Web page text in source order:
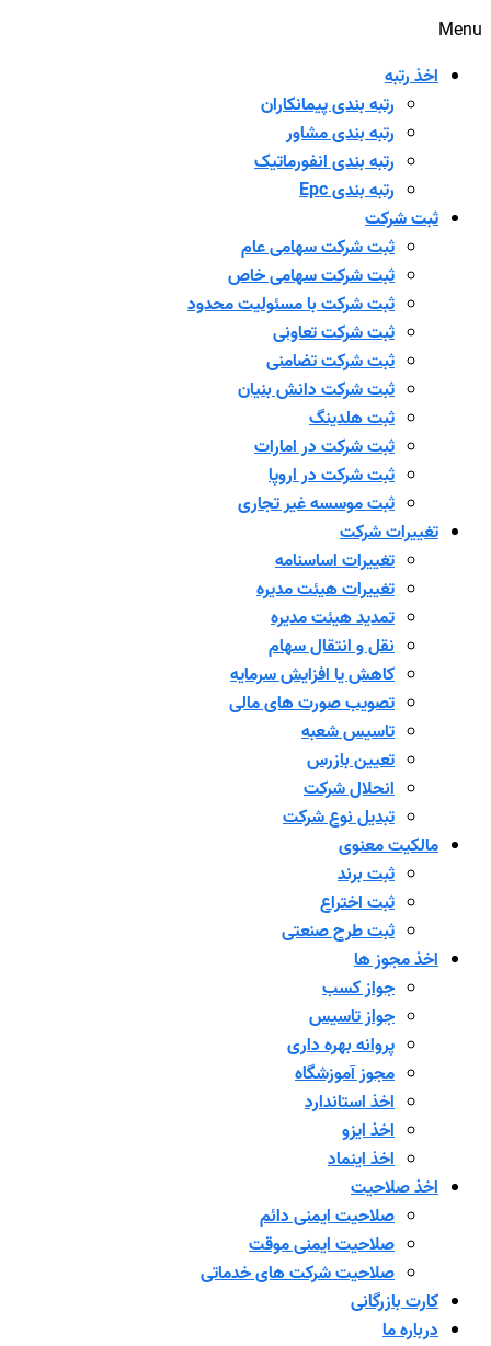
Menu
اخذ رتبه
رتبه بندی پیمانکاران
رتبه بندی مشاور
رتبه بندی انفورماتیک
رتبه بندی Epc
ثبت شرکت
ثبت شرکت سهامی عام
ثبت شرکت سهامی خاص
ثبت شرکت با مسئولیت محدود
ثبت شرکت تعاونی
ثبت شرکت تضامنی
ثبت شرکت دانش بنیان
ثبت هلدینگ
ثبت شرکت در امارات
ثبت شرکت در اروپا
ثبت موسسه غیر تجاری
تغییرات شرکت
تغییرات اساسنامه
تغییرات هیئت مدیره
تمدید هیئت مدیره
نقل و انتقال سهام
کاهش یا افزایش سرمایه
تصویب صورت های مالی
تاسیس شعبه
تعیین بازرس
انحلال شرکت
تبدیل نوع شرکت
مالکیت معنوی
ثبت برند
ثبت اختراع
ثبت طرح صنعتی
اخذ مجوز ها
جواز کسب
جواز تاسیس
پروانه بهره داری
مجوز آموزشگاه
اخذ استاندارد
اخذ ایزو
اخذ اینماد
اخذ صلاحیت
صلاحیت ایمنی دائم
صلاحیت ایمنی موقت
صلاحیت شرکت های خدماتی
کارت بازرگانی
درباره ما